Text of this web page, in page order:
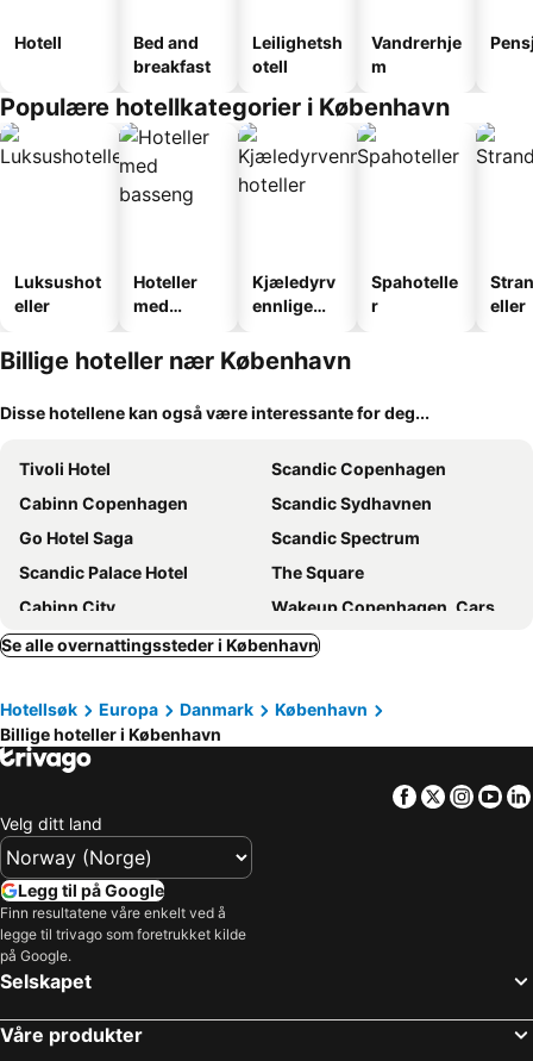
Hotell
Bed and
breakfast
Leilighetsh
otell
Vandrerhje
m
Populære hotellkategorier i København
Luksushot
eller
Hoteller
med
Kjæledyrv
ennlige
Spahotelle
r
eller
Billige hoteller nær København
Disse hotellene kan også være interessante for deg...
Tivoli Hotel
Scandic Copenhagen
Cabinn Copenhagen
Scandic Sydhavnen
Go Hotel Saga
Scandic Spectrum
Scandic Palace Hotel
The Square
Cabinn City
Wakeup Copenhagen, Carsten Niebuhrs Gade
AC Hotel Bella Sky Copenhagen
Copenhagen Island
CityHub Copenhagen
City Hotel Nebo
Hotel Axel Guldsmeden
Cabinn Metro
Comfort Hotel Vesterbro
Scandic Falkoner
Phoenix Copenhagen
Wakeup Copenhagen - Bernstorffsgade
Imperial Hotel
Manon les Suites by Guldsmeden Hotels
Hotel Copenhagen
Scandic Kødbyen
Go Hotel Ansgar
Se alle overnattingssteder i København
Hotellsøk Europa Danmark
København
Billige hoteller i København
Facebook
Twitter
Velg ditt land
Legg til på Google
Finn resultatene våre enkelt ved å
legge til trivago som foretrukket kilde
på Google.
Selskapet
Våre produkter